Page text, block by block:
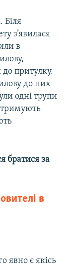
Біля
з’явилася
в
притулку.
до них
одні трупи
братися за
в
явно є якісь